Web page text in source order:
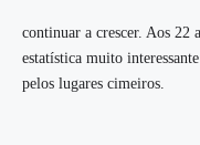
continuar a crescer. Aos 22
estatística muito
pelos lugares cimeiros.